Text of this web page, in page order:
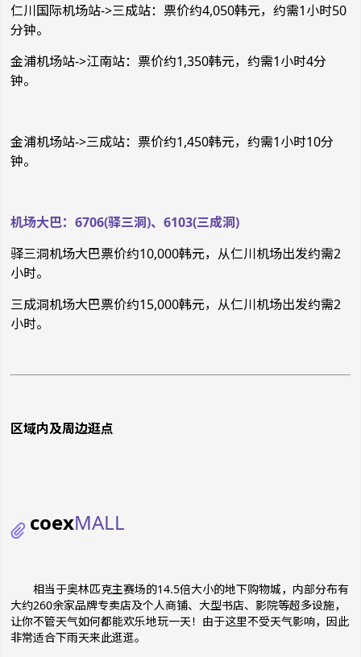
仁川国际机场站->三成站：票价约4,050韩元，约需1小时50
分钟。
金浦机场站->江南站：票价约1,350韩元，约需1小时4分
钟。
金浦机场站->三成站：票价约1,450韩元，约需1小时10分
钟。
机场大巴：6706(驿三洞)、6103(三成洞)
驿三洞机场大巴票价约10,000韩元，从仁川机场出发约需2
小时。
三成洞机场大巴票价约15,000韩元，从仁川机场出发约需2
小时。
区域内及周边逛点
coexMALL
相当于奥林匹克主赛场的14.5倍大小的地下购物城， 内部分布有
大约260余家品牌专卖店及个人商铺、大型书店、影院等超多设施，
让你不管天气如何都能欢乐地玩一天！由于这里不受天气影响，因此
非常适合下雨天来此逛逛。